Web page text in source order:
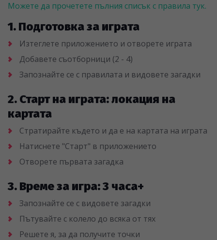
Можете да прочетете пълния списък с правила тук.
1. Подготовка за играта
Изтеглете приложението и отворете играта
Добавете съотборници (2 - 4)
Запознайте се с правилата и видовете загадки
2. Старт на играта: локация на
картата
Стратирайте където и да е на картата на играта
Натиснете "Старт" в приложението
Отворете първата загадка
3. Време за игра: 3 часа+
Запознайте се с видовете загадки
Пътувайте с колело до всяка от тях
Решете я, за да получите точки